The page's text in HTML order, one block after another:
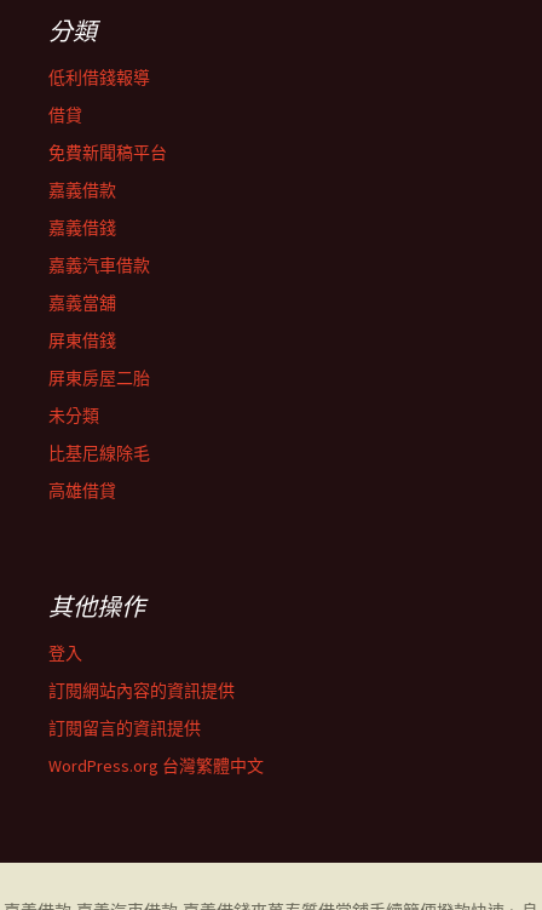
分類
低利借錢報導
借貸
免費新聞稿平台
嘉義借款
嘉義借錢
嘉義汽車借款
嘉義當舖
屏東借錢
屏東房屋二胎
未分類
比基尼線除毛
高雄借貸
其他操作
登入
訂閱網站內容的資訊提供
訂閱留言的資訊提供
WordPress.org 台灣繁體中文